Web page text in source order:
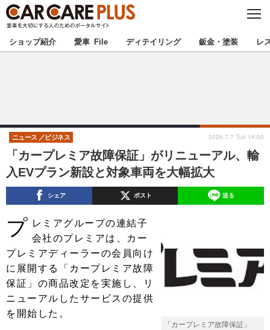
C
S
E
★カーケアプラス認定★ 厳選プロショップを地域から探す
甲信越 北陸
東海 関西
中国 四国
九州
注目の記事
ショップレポート 愛車 File
自動車豆知識 ストップ！不具合修理＆粗悪修理
ディテイリング
ディテイリング
コーティング
鈑金・塗装
防錆
ショップ紹介 愛車 File ディテイリング 鈑金・塗装 レ
「カープレミア故障保証」がリニューアル、輸
入EVプラン新設と対象車両を大幅拡大
ニュース ビジネス 2026.7.7 Tue 14:00
シェア ポスト 送る
「カープレミア故障保証」
プ レミアグループの連結子
会社のプレミアは、カー
プレミアディーラーの会員向け
に展開する「カープレミア故障
保証」の商品改定を実施し、リ
ニューアルしたサービスの提供
を開始した。